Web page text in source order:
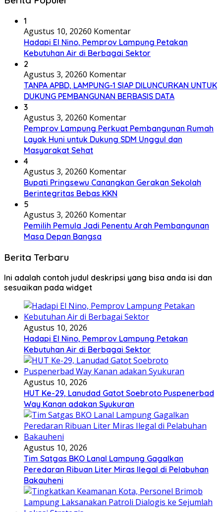
1
Agustus 10, 20260 Komentar
Hadapi El Nino, Pemprov Lampung Petakan
Kebutuhan Air di Berbagai Sektor
2
Agustus 3, 20260 Komentar
TANPA APBD, LAMPUNG-1 SIAP DILUNCURKAN UNTUK
DUKUNG PEMBANGUNAN BERBASIS DATA
3
Agustus 3, 20260 Komentar
Pemprov Lampung Perkuat Pembangunan Rumah
Layak Huni untuk Dukung SDM Unggul dan
Masyarakat Sehat
4
Agustus 3, 20260 Komentar
Bupati Pringsewu Canangkan Gerakan Sekolah
Berintegritas Bebas KKN
5
Agustus 3, 20260 Komentar
Pemilih Pemula Jadi Penentu Arah Pembangunan
Masa Depan Bangsa
Berita Terbaru
Ini adalah contoh judul deskripsi yang bisa anda isi dan
sesuaikan pada widget
Agustus 10, 2026
Hadapi El Nino, Pemprov Lampung Petakan
Kebutuhan Air di Berbagai Sektor
Agustus 10, 2026
HUT Ke-29, Lanudad Gatot Soebroto Puspenerbad
Way Kanan adakan Syukuran
Agustus 10, 2026
Tim Satgas BKO Lanal Lampung Gagalkan
Peredaran Ribuan Liter Miras Ilegal di Pelabuhan
Bakauheni